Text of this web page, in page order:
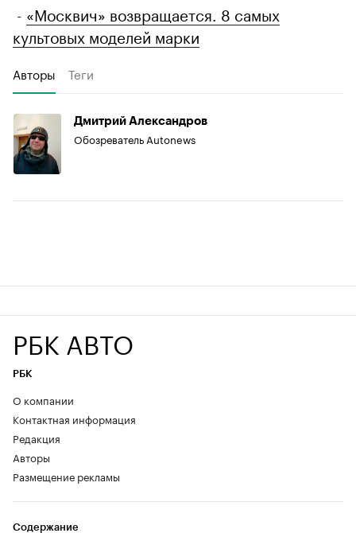
- «Москвич» возвращается. 8 самых
культовых моделей марки
Авторы Теги
Дмитрий Александров
Обозреватель Autonews
РБК АВТО
РБК
О компании
Контактная информация
Редакция
Авторы
Размещение рекламы
Содержание